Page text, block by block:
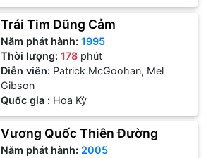
Trái Tim Dũng Cảm
Năm phát hành:1995
Thời lượng:178 phút
Diễn viên: Patrick McGoohan, Mel
Gibson
Quốc gia : Hoa Kỳ
Vương Quốc Thiên Đường
Năm phát hành: 2005